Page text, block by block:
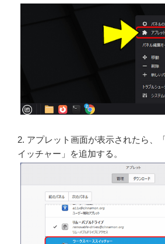
2. アプレット画面が表示されたら、
イッチャー」を追加する。